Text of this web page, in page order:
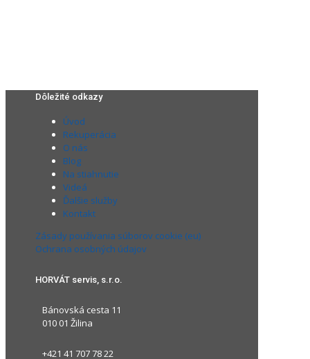
Dôležité odkazy
Úvod
Rekuperácia
O nás
Blog
Na stiahnutie
Videá
Ďalšie služby
Kontakt
Zásady používania súborov cookie (eu)
Ochrana osobných údajov
HORVÁT servis, s.r.o.
Bánovská cesta 11
010 01 Žilina
+421 41 707 78 22